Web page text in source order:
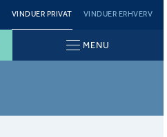
VINDUER PRIVAT VINDUER ERHVERV
MENU